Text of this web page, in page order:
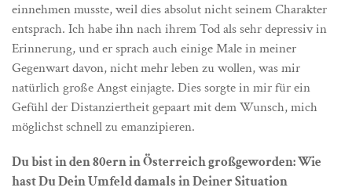
einnehmen musste, weil dies absolut nicht seinem Charakter
entsprach. Ich habe ihn nach ihrem Tod als sehr depressiv in
Erinnerung, und er sprach auch einige Male in meiner
Gegenwart davon, nicht mehr leben zu wollen, was mir
natürlich große Angst einjagte. Dies sorgte in mir für ein
Gefühl der Distanziertheit gepaart mit dem Wunsch, mich
möglichst schnell zu emanzipieren.
Du bist in den 80ern in Österreich großgeworden: Wie
hast Du Dein Umfeld damals in Deiner Situation